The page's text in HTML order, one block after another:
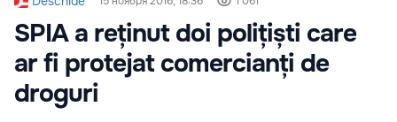
SPIA a reținut doi polițiști care
ar fi protejat comercianți de
droguri